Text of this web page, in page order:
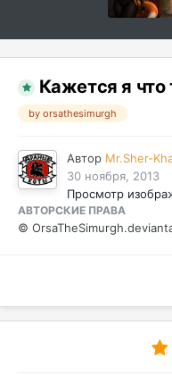
Кажется я что
by orsathesimurgh
Автор Mr.Sher-
30 ноября, 2013
Просмотр
АВТОРСКИЕ ПРАВА
©